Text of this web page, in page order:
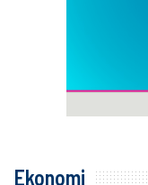
Ekonomi